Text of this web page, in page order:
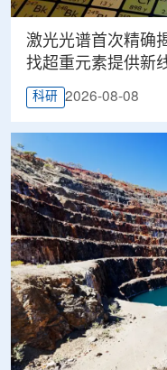
激光光谱首次精确
找超重元素提供新
科研 2026-08-08